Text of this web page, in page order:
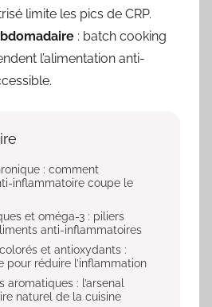
limite les pics de CRP.
: batch cooking
l’alimentation anti-
: comment
inflammatoire coupe le
et oméga-3 : piliers
anti-inflammatoires
et antioxydants :
pour réduire l’inflammation
aromatiques : l’arsenal
naturel de la cuisine